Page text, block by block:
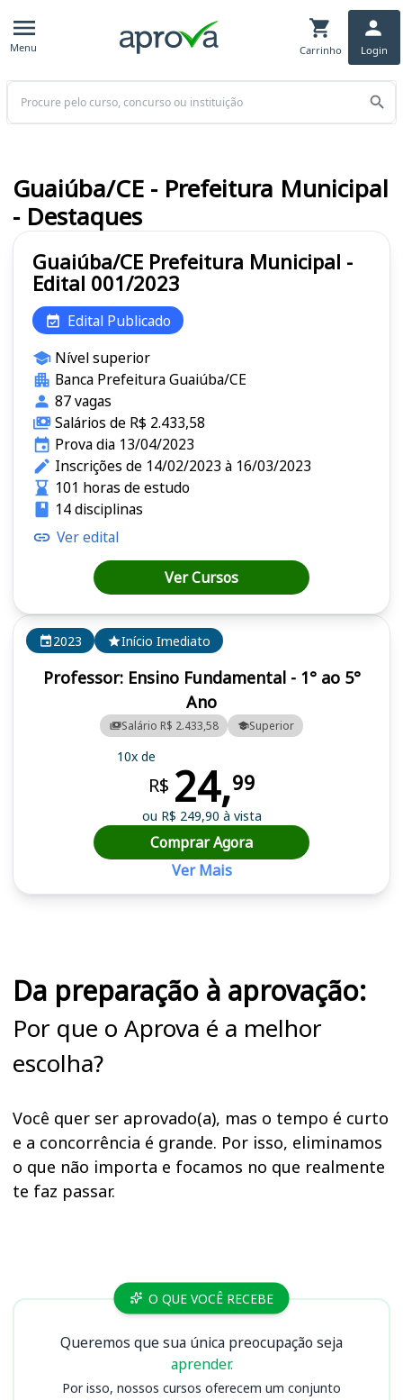
Menu Carrinho Login
Buscar
2023 Início Imediato
Professor: Ensino Fundamental - 1° ao 5°
Ano
Salário R$ 2.433,58 Superior
10x de
R$ 24,99
ou R$ 249,90 à vista
Comprar Agora
Ver Mais
Guaiúba/CE Prefeitura Municipal -
Edital 001/2023
Edital Publicado
Nível superior
Banca Prefeitura Guaiúba/CE
87 vagas
Salários de R$ 2.433,58
Prova dia 13/04/2023
Inscrições de 14/02/2023 à 16/03/2023
101 horas de estudo
14 disciplinas
Ver edital
Ver Cursos
Guaiúba/CE - Prefeitura Municipal
- Destaques
Da preparação à aprovação:
Por que o Aprova é a melhor
escolha?
Você quer ser aprovado(a), mas o tempo é curto
e a concorrência é grande. Por isso, eliminamos
o que não importa e focamos no que realmente
te faz passar.
Cursos O QUE VOCÊ RECEBE
Queremos que sua única preocupação seja
aprender.
Por isso, nossos cursos oferecem um conjunto